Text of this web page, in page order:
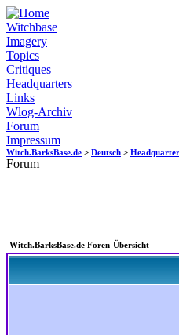
Witchbase
Imagery
Topics
Critiques
Headquarters
Links
Wlog-Archiv
Forum
Impressum
Witch.BarksBase.de > Deutsch >
Forum
Witch.BarksBase.de Foren-Übersicht